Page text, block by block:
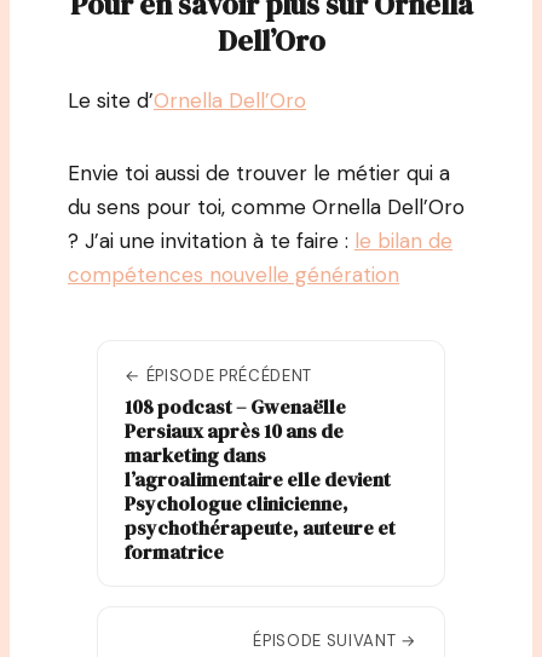
Dell’Oro
Le site d’Ornella Dell’Oro
Envie toi aussi de trouver le métier qui a
du sens pour toi, comme Ornella Dell’Oro
? J’ai une invitation à te faire : le bilan de
compétences nouvelle génération
← ÉPISODE PRÉCÉDENT
108 podcast – Gwenaëlle
Persiaux après 10 ans de
marketing dans
l’agroalimentaire elle devient
Psychologue clinicienne,
psychothérapeute, auteure et
formatrice
ÉPISODE SUIVANT →